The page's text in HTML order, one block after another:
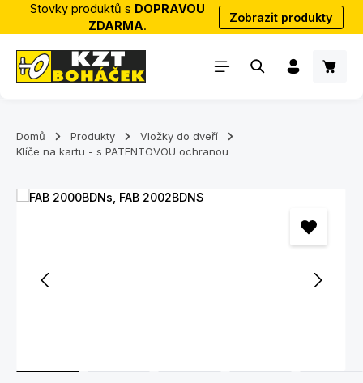
Přejít na hlavní obsah
Stovky produktů s DOPRAVOU
ZDARMA.
Zobrazit produkty
Domů Produkty
Vložky do dveří
Klíče na kartu - s PATENTOVOU ochranou
Přeskočit galerii obrázků